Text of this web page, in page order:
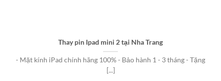
Thay pin Ipad mini 2 tại Nha Trang
- Mặt kính iPad chính hãng 100% - Bảo hành 1 - 3 tháng - Tặng
[...]